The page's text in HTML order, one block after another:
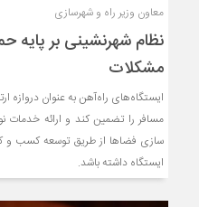
معاون وزیر راه و شهرسازی
نظام شهرنشینی بر پایه
مشکلات
ایستگاه‌های راه‌آهن به عنوان دروازه
مسافر را تضمین کند و ارائه خدمات
سازی فضاها از طریق توسعه کسب و
ایستگاه داشته باشد.